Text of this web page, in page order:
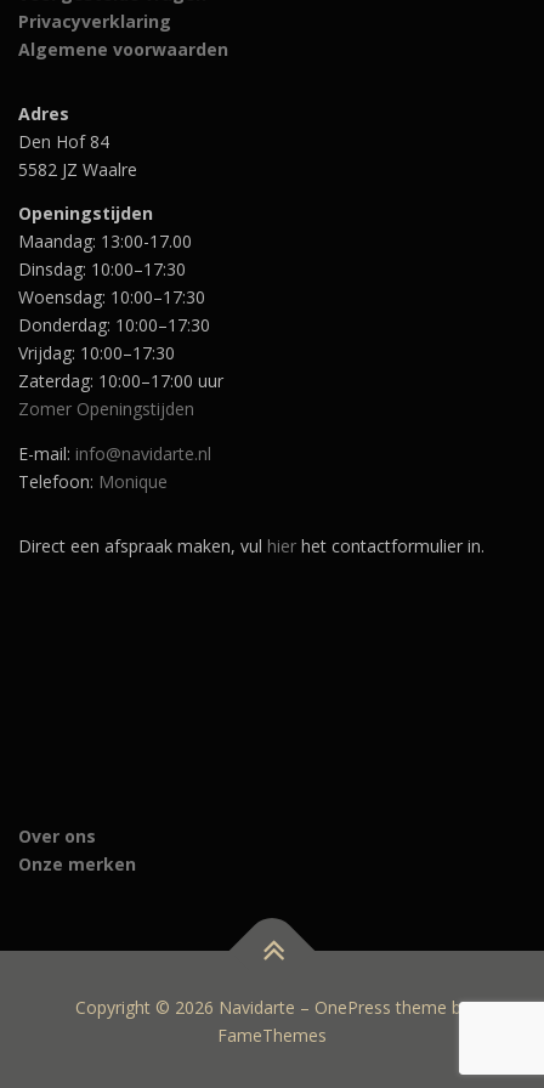
Privacyverklaring
Algemene voorwaarden
Adres
Den Hof 84
5582 JZ Waalre
Openingstijden
Maandag: 13:00-17.00
Dinsdag: 10:00–17:30
Woensdag: 10:00–17:30
Donderdag: 10:00–17:30
Vrijdag: 10:00–17:30
Zaterdag: 10:00–17:00 uur
Zomer Openingstijden
E-mail: info@navidarte.nl
Telefoon: Monique
Direct een afspraak maken, vul hier het contactformulier in.
Over ons
Onze merken
Copyright © 2026 Navidarte – OnePress theme by
FameThemes